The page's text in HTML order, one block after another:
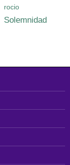
rocio
Solemnidad